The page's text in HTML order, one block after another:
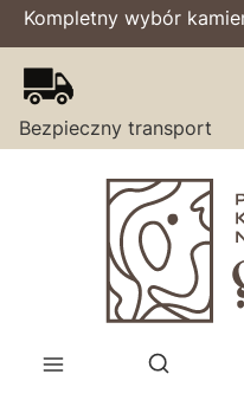
Kompletny wybór
Bezpieczny transport
Otwórz